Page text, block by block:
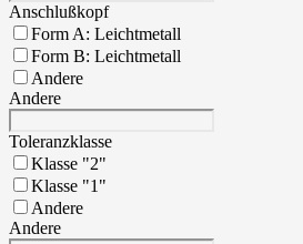
Anschlußkopf
Form A: Leichtmetall
Form B: Leichtmetall
Andere
Andere
Toleranzklasse
Klasse "2"
Klasse "1"
Andere
Andere